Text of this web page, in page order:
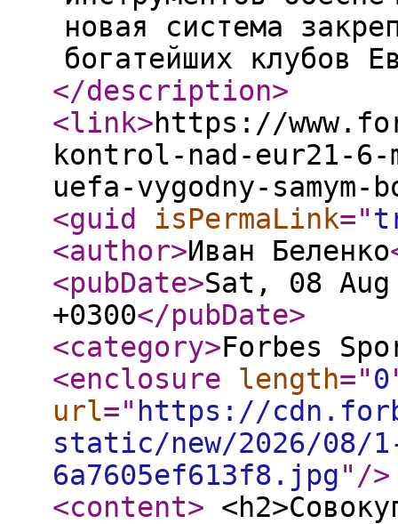
новая система
богатейших клубов
</description>
<link>https://
kontrol-nad-eur21-6-
uefa-vygodny-samym-
<guid
isPermaLink="
<author>Иван Беленко
<pubDate>Sat, 08
+0300</pubDate>
<category>Forbes
<enclosure
length="0
url=" https://
static/new/2026/08/1-
6a7605ef613f8.jpg" />
<content> <h2>Совокупная годовая выручка клубов 5 ведущих лиг достигла рекордных €21,6 млрд</h2> <p>На первом этапе футбольной эволюции за клубами стояли крупнейшие индустриальные династии и корпорации — семья Аньелли в Турине, медиаимперия Сильвио Берлускони в Милане или химический концерн Bayer в Леверкузене. В 2003 году покупка лондонского «Челси» Романом Абрамовичем запустила новую волну и ознаменовала старт эры глобальных владельцев-миллиардеров. С того момента клубы превратились в международный трофейный актив, а приток трансграничного капитала — от американских хедж-фондов до ближневосточных суверенных фондов — мог за пару трансферных окон превратить любого середняка в европейского гранда. Самый яркий пример — «Манчестер Сити», который взлетел благодаря деньгам шейха Мансура из ОАЭ.</p> <p>В начале 2010-х спортивные чиновники спровоцировали еще один этап, когда осознали необходимость борьбы с чрезмерными убытками клубов и ростом финансового неравенства и ввели правила финансового фэйр-плей (FFP). Однако новый регламент не изменил саму экономическую модель футбола, а лишь заставил участников рынка искать способы вписаться в его требования — от стремительного наращивания коммерческой выручки до сделок со связанными сторонами и продажи внутренних активов. В настоящее время европейский футбол заходит в четвертую, наиболее жесткую фазу своего развития — эпоху Правил стоимости состава (SCR), где главным ограничителем становятся уже не деньги владельца, а право клуба их потратить.</p> <p>Подход во многом заимствует философию североамериканских лиг НФЛ, НБА и НХЛ, которые десятилетиями поддерживают конкурентный баланс с помощью жестких ограничений на расходы клубов. Однако европейская модель устроена иначе. Вместо фиксированного потолка зарплат УЕФА привязала допустимые расходы к финансовым показателям самого клуба. С сезона-2026/27 участники еврокубков не могут направлять на зарплаты игроков и тренеров, амортизацию трансферов и агентские комиссии более 70% доходов. В английской Премьер-лиге (АПЛ) схожие правила ограничивают эти расходы на уровне 85%.</p> <p>Чтобы оценить масштаб происходящих изменений, достаточно взглянуть на объем европейского футбольного рынка. По <a